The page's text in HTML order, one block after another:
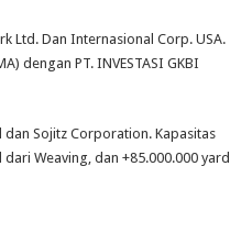
Ltd. Dan Internasional Corp. USA.
dengan PT. INVESTASI GKBI
Sojitz Corporation. Kapasitas
Weaving, dan +85.000.000 yard